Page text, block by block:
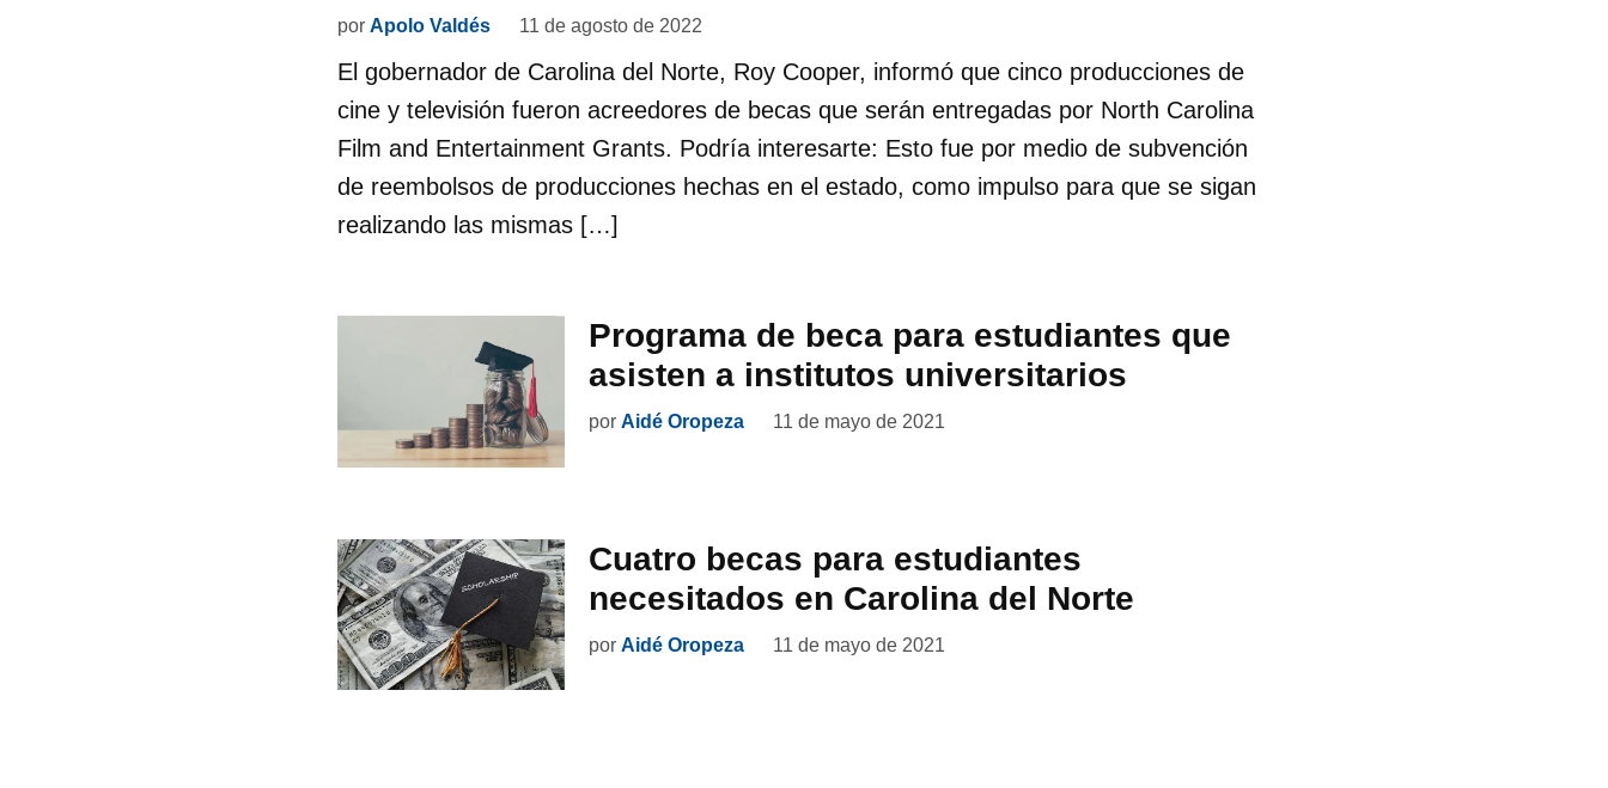
por Apolo Valdés 11 de agosto de 2022
El gobernador de Carolina del Norte, Roy Cooper, informó que cinco producciones de
cine y televisión fueron acreedores de becas que serán entregadas por North Carolina
Film and Entertainment Grants. Podría interesarte: Esto fue por medio de subvención
de reembolsos de producciones hechas en el estado, como impulso para que se sigan
realizando las mismas […]
Programa de beca para estudiantes que
asisten a institutos universitarios
por Aidé Oropeza 11 de mayo de 2021
Cuatro becas para estudiantes
necesitados en Carolina del Norte
por Aidé Oropeza 11 de mayo de 2021